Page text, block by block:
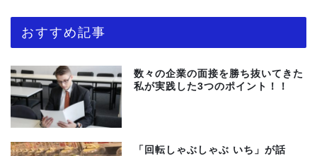
おすすめ記事
数々の企業の面接を勝ち抜いてきた
私が実践した3つのポイント！！
「回転しゃぶしゃぶ いち」が話